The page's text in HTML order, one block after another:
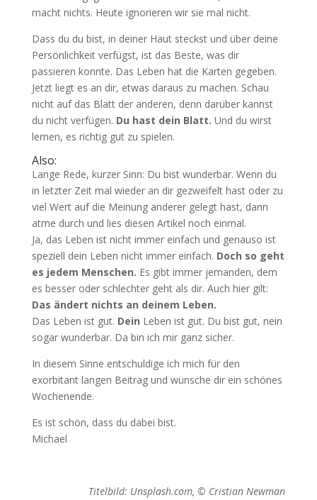
macht nichts. Heute ignorieren wir sie mal nicht.
Dass du du bist, in deiner Haut steckst und über deine
Persönlichkeit verfügst, ist das Beste, was dir
passieren konnte. Das Leben hat die Karten gegeben.
Jetzt liegt es an dir, etwas daraus zu machen. Schau
nicht auf das Blatt der anderen, denn darüber kannst
du nicht verfügen. Du hast dein Blatt. Und du wirst
lernen, es richtig gut zu spielen.
Also:
Lange Rede, kurzer Sinn: Du bist wunderbar. Wenn du
in letzter Zeit mal wieder an dir gezweifelt hast oder zu
viel Wert auf die Meinung anderer gelegt hast, dann
atme durch und lies diesen Artikel noch einmal.
Ja, das Leben ist nicht immer einfach und genauso ist
speziell dein Leben nicht immer einfach. Doch so geht
es jedem Menschen. Es gibt immer jemanden, dem
es besser oder schlechter geht als dir. Auch hier gilt:
Das ändert nichts an deinem Leben.
Das Leben ist gut. Dein Leben ist gut. Du bist gut, nein
sogar wunderbar. Da bin ich mir ganz sicher.
In diesem Sinne entschuldige ich mich für den
exorbitant langen Beitrag und wünsche dir ein schönes
Wochenende.
Es ist schön, dass du dabei bist.
Michael
Titelbild: Unsplash.com, © Cristian Newman